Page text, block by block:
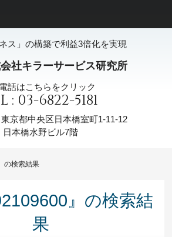
ス」の構築で利益3倍化を実現
社キラーサービス研究所
話はこちらをクリック
: 03-6822-5181
京都中央区日本橋室町1-11-12
日本橋水野ビル7階
の検索結果
』の検索結
果